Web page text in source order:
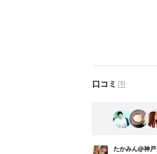
口コミ ？
たかみん@神